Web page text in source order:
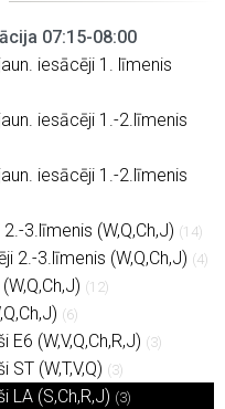
07:15-08:00
iesācēji 1. līmenis
iesācēji 1.-2.līmenis
iesācēji 1.-2.līmenis
3.līmenis (W,Q,Ch,J) (14)
2.-3.līmenis (W,Q,Ch,J) (4)
(12)
(6)
(W,V,Q,Ch,R,J) (3)
(W,T,V,Q) (3)
(S,Ch,R,J) (3)